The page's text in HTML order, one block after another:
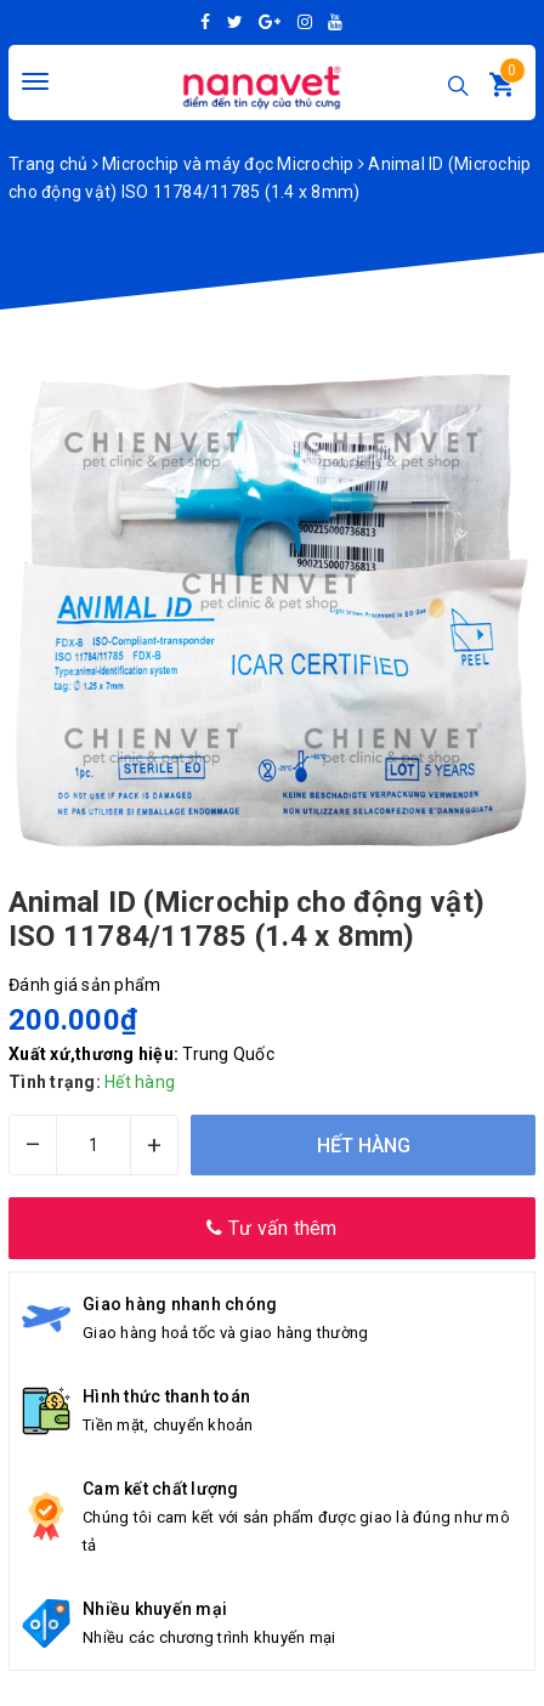
Toggle
0
Trang chủ Microchip và máy đọc Microchip
Animal ID (Microchip
cho động vật) ISO 11784/11785 (1.4 x 8mm)
Animal ID (Microchip cho động vật)
ISO 11784/11785 (1.4 x 8mm)
Đánh giá sản phẩm
200.000₫
Xuất xứ,thương hiệu: Trung Quốc
Tình trạng: Hết hàng
– + HẾT HÀNG
Tư vấn thêm
Giao hàng nhanh chóng
Giao hàng hoả tốc và giao hàng thường
Hình thức thanh toán
Tiền mặt, chuyển khoản
Cam kết chất lượng
Chúng tôi cam kết với sản phẩm được giao là đúng như mô
tả
Nhiều khuyến mại
Nhiều các chương trình khuyến mại